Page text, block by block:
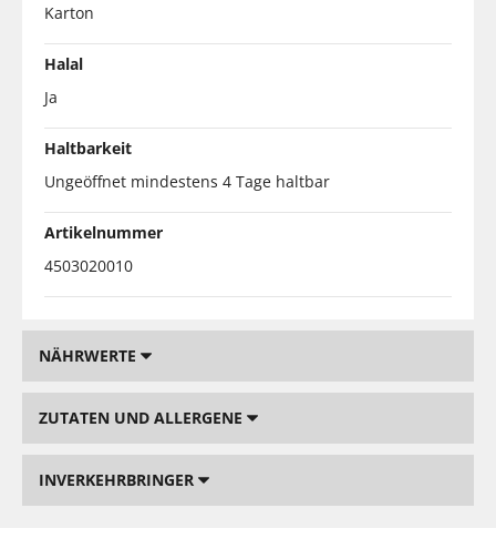
Karton
Halal
Ja
Haltbarkeit
Ungeöffnet mindestens 4 Tage haltbar
Artikelnummer
4503020010
NÄHRWERTE
ZUTATEN UND ALLERGENE
INVERKEHRBRINGER